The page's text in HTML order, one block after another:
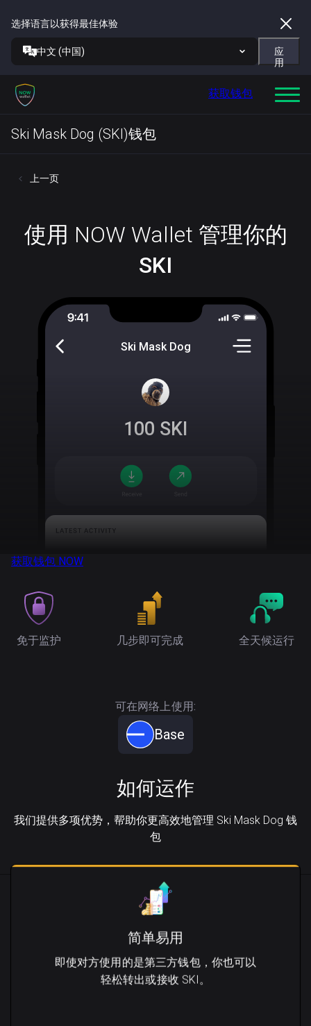
选择语言以获得最佳体验
中文 (中国)
应
用
获取钱包
Ski Mask Dog (SKI)钱包
上一页
使用 NOW Wallet 管理你的
SKI
Ski Mask Dog
100 SKI
获取钱包 NOW
免于监护 几步即可完成 全天候运行
可在网络上使用:
Base
如何运作
我们提供多项优势，帮助你更高效地管理 Ski Mask Dog 钱
包
简单易用
即使对方使用的是第三方钱包，你也可以
轻松转出或接收 SKI。